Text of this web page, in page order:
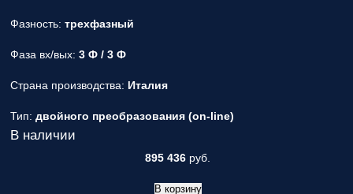
Фазность: трехфазный
Фаза вх/вых: 3 Ф / 3 Ф
Страна производства: Италия
Тип: двойного преобразования (on-line)
В наличии
895 436 руб.
В корзину